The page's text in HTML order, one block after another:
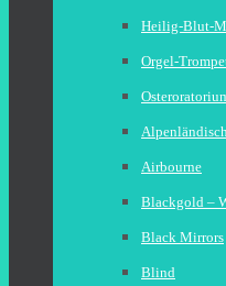
Heilig-Blut-
Orgel-
Airbourne
Blackgold –
Black Mirrors
Blind